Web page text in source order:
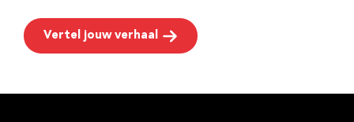
Vertel jouw verhaal